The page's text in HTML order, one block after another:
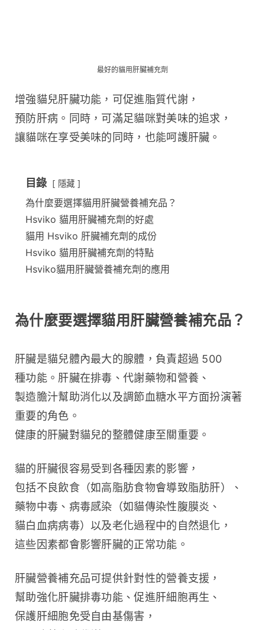
最好的貓用肝臟補充劑
增強貓兒肝臟功能，可促進脂質代謝，
預防肝病。同時，可滿足貓咪對美味的追求，
讓貓咪在享受美味的同時，也能呵護肝臟。
目錄 隱藏
為什麼要選擇貓用肝臟營養補充品？
Hsviko 貓用肝臟補充劑的好處
貓用 Hsviko 肝臟補充劑的成份
Hsviko 貓用肝臟補充劑的特點
Hsviko貓用肝臟營養補充劑的應用
為什麼要選擇貓用肝臟營養補充品？
肝臟是貓兒體內最大的腺體，負責超過 500
種功能。肝臟在排毒、代謝藥物和營養、
製造膽汁幫助消化以及調節血糖水平方面扮演著
重要的角色。
健康的肝臟對貓兒的整體健康至關重要。
貓的肝臟很容易受到各種因素的影響，
包括不良飲食（如高脂肪食物會導致脂肪肝）、
藥物中毒、病毒感染（如貓傳染性腹膜炎、
貓白血病病毒）以及老化過程中的自然退化，
這些因素都會影響肝臟的正常功能。
肝臟營養補充品可提供針對性的營養支援，
幫助強化肝臟排毒功能、促進肝細胞再生、
保護肝細胞免受自由基傷害，